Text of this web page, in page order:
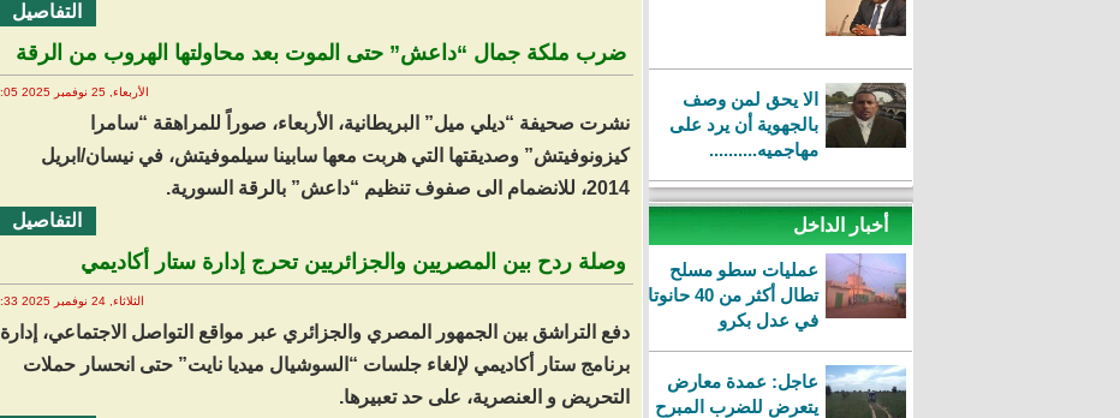
الا يحق لمن وصف
بالجهوية أن يرد على
مهاجميه..........
أخبار الداخل
عمليات سطو مسلح
تطال أكثر من 40 حانوتا
في عدل بكرو
عاجل: عمدة معارض
يتعرض للضرب المبرح
التفاصيل
ضرب ملكة جمال “داعش” حتى الموت بعد محاولتها الهروب من الرقة
الأربعاء, 25 نوفمبر 2025 16:05
نشرت صحيفة “ديلي ميل” البريطانية، الأربعاء، صوراً للمراهقة “سامرا
كيزونوفيتش” وصديقتها التي هربت معها سابينا سيلموفيتش، في نيسان/ابريل
2014، للانضمام الى صفوف تنظيم “داعش” بالرقة السورية.
التفاصيل
وصلة ردح بين المصريين والجزائريين تحرج إدارة ستار أكاديمي
الثلاثاء, 24 نوفمبر 2025 11:33
دفع التراشق بين الجمهور المصري والجزائري عبر مواقع التواصل الاجتماعي، إدارة
برنامج ستار أكاديمي لإلغاء جلسات “السوشيال ميديا نايت” حتى انحسار حملات
التحريض و العنصرية، على حد تعبيرها.